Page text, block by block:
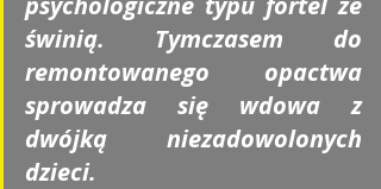
świnią. Tymczasem do
remontowanego opactwa
sprowadza się wdowa z
dwójką niezadowolonych
dzieci.